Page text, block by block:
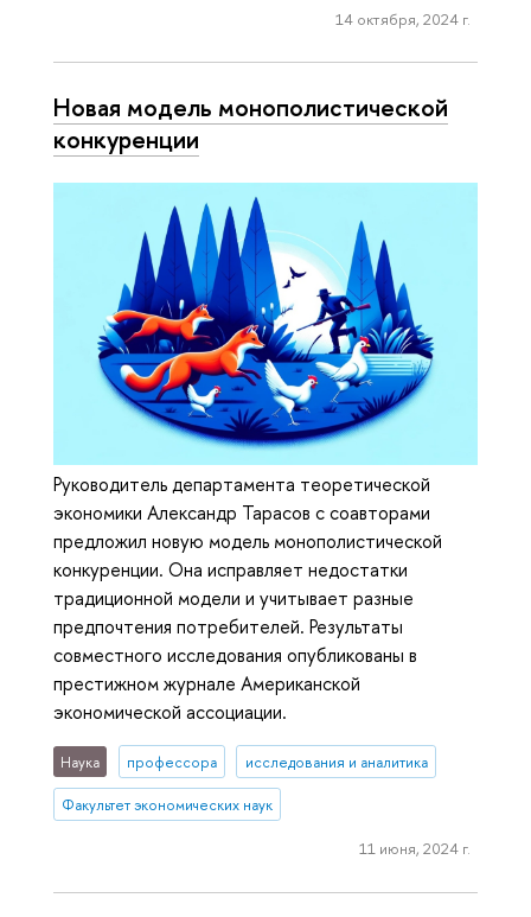
14 октября, 2024 г.
Новая модель монополистической
конкуренции
Руководитель департамента теоретической
экономики Александр Тарасов с соавторами
предложил новую модель монополистической
конкуренции. Она исправляет недостатки
традиционной модели и учитывает разные
предпочтения потребителей. Результаты
совместного исследования опубликованы в
престижном журнале Американской
экономической ассоциации.
Наука профессора исследования и аналитика
Факультет экономических наук
11 июня, 2024 г.